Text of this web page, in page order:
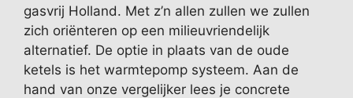
gasvrij Holland. Met z’n allen zullen we zullen
zich oriënteren op een milieuvriendelijk
alternatief. De optie in plaats van de oude
ketels is het warmtepomp systeem. Aan de
hand van onze vergelijker lees je concrete